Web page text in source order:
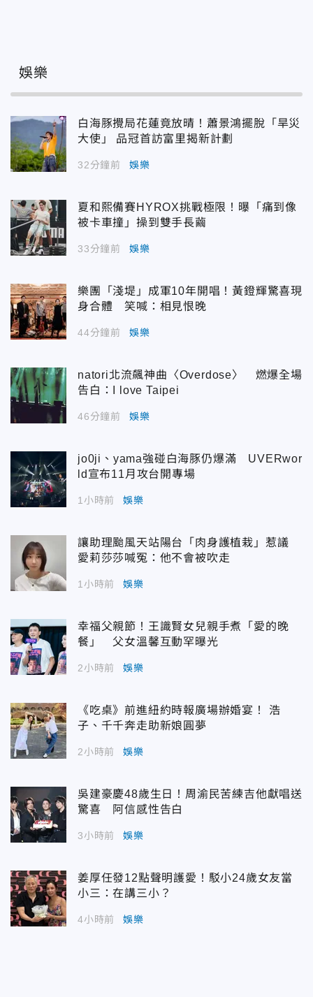
娛樂
白海豚攪局花蓮竟放晴！蕭景鴻擺脫「旱災
大使」 品冠首訪富里揭新計劃
32分鐘前 娛樂
夏和熙備賽HYROX挑戰極限！曝「痛到像
被卡車撞」操到雙手長繭
33分鐘前 娛樂
樂團「淺堤」成軍10年開唱！黃鐙輝驚喜現
身合體 笑喊：相見恨晚
44分鐘前 娛樂
natori北流飆神曲〈Overdose〉 燃爆全場
告白：I love Taipei
46分鐘前 娛樂
jo0ji、yama強碰白海豚仍爆滿 UVERwor
ld宣布11月攻台開專場
1小時前 娛樂
讓助理颱風天站陽台「肉身護植栽」惹議
愛莉莎莎喊冤：他不會被吹走
1小時前 娛樂
幸福父親節！王識賢女兒親手煮「愛的晚
餐」 父女溫馨互動罕曝光
2小時前 娛樂
《吃桌》前進紐約時報廣場辦婚宴！ 浩
子、千千奔走助新娘圓夢
2小時前 娛樂
吳建豪慶48歲生日！周渝民苦練吉他獻唱送
驚喜 阿信感性告白
3小時前 娛樂
姜厚任發12點聲明護愛！駁小24歲女友當
小三：在講三小？
4小時前 娛樂